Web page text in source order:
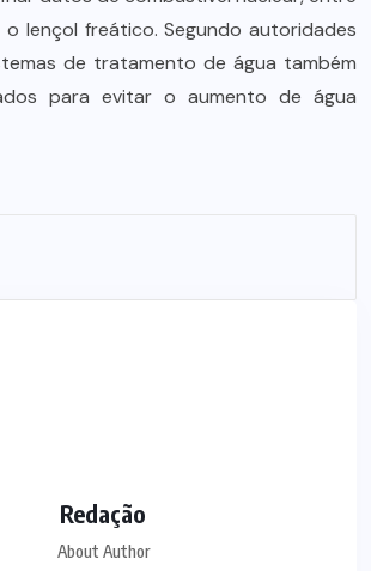
lençol freático. Segundo autoridades
de tratamento de água também
para evitar o aumento de água
Redação
About Author